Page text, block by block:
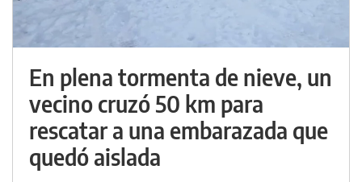
En plena tormenta de nieve, un
vecino cruzó 50 km para
rescatar a una embarazada que
quedó aislada